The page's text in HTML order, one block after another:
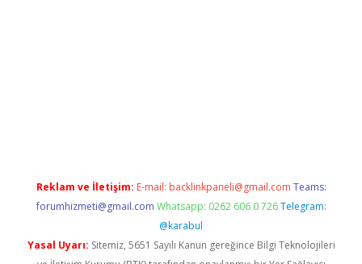
Reklam ve İletişim: E-mail: backlinkpaneli@gmail.com Teams:
forumhizmeti@gmail.com Whatsapp: 0262 606 0 726 Telegram:
@karabul
Yasal Uyarı: Sitemiz, 5651 Sayılı Kanun gereğince Bilgi Teknolojileri